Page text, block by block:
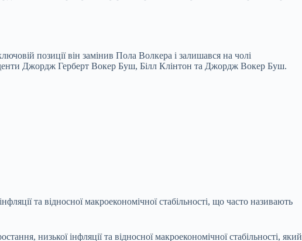
позиції він замінив Пола Волкера і залишався на чолі
Джордж Герберт Вокер Буш, Білл Клінтон та Джордж Вокер Буш.
та відносної макроекономічної стабільності, що часто називають